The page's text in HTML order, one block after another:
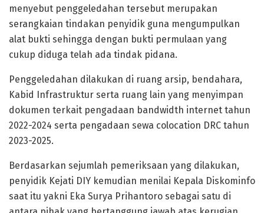
menyebut penggeledahan tersebut merupakan
serangkaian tindakan penyidik guna mengumpulkan
alat bukti sehingga dengan bukti permulaan yang
cukup diduga telah ada tindak pidana.
Penggeledahan dilakukan di ruang arsip, bendahara,
Kabid Infrastruktur serta ruang lain yang menyimpan
dokumen terkait pengadaan bandwidth internet tahun
2022-2024 serta pengadaan sewa colocation DRC tahun
2023-2025.
Berdasarkan sejumlah pemeriksaan yang dilakukan,
penyidik Kejati DIY kemudian menilai Kepala Diskominfo
saat itu yakni Eka Surya Prihantoro sebagai satu di